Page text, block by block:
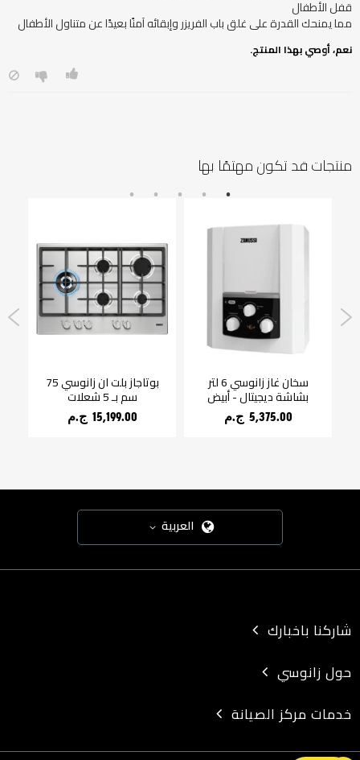
مما يمنحك القدرة على غلق باب الفريزر وإبقائه آمنًا بعيدًا عن متناول الأطفال
نعم، أوصي بهذا المنتج.
منتجات قد تكون مهتمًا بها
سخان غاز زانوسي 6 لتر
بشاشة ديجيتال - أبيض
5,375.00 ج.م‏
بوتاجاز بلت ان زانوسي 75
سم بـ 5 شعلات
15,199.00 ج.م‏
العربية
شاركنا باخبارك
حول زانوسي
خدمات مركز الصيانة